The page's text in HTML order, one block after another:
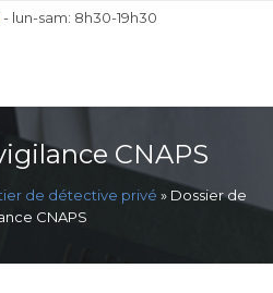
- lun-sam: 8h30-19h30
CNAPS
de détective privé » Dossier de
CNAPS